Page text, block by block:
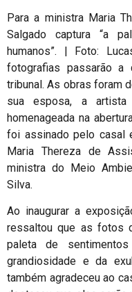
Para a ministra Maria
Salgado captura “a
humanos”. | Foto:
fotografias passarão a
tribunal. As obras foram
sua esposa, a
homenageada na
foi assinado pelo casal
Maria Thereza de
ministra do Meio
Silva.
Ao inaugurar a
ressaltou que as fotos
paleta de
grandiosidade e da
também agradeceu ao